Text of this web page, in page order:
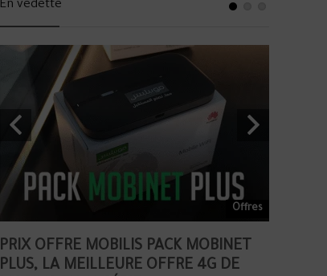
En vedette
Offres
PRIX OFFRE MOBILIS PACK MOBINET
PLUS, LA MEILLEURE OFFRE 4G DE